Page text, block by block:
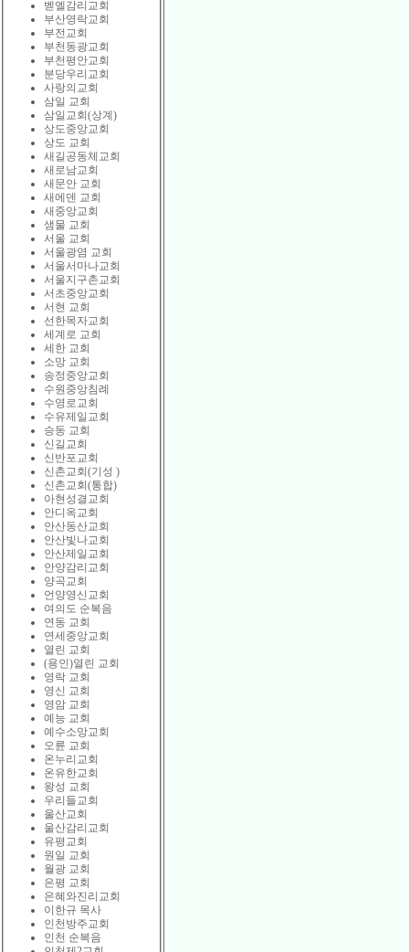
벧엘감리교회
부산영락교회
부전교회
부천동광교회
부천평안교회
분당우리교회
사랑의교회
삼일 교회
삼일교회(상계)
상도중앙교회
상도 교회
새길공동체교회
새로남교회
새문안 교회
새에덴 교회
새중앙교회
샘물 교회
서울 교회
서울광염 교회
서울서마나교회
서울지구촌교회
서초중앙교회
서현 교회
선한목자교회
세계로 교회
세한 교회
소망 교회
송정중앙교회
수원중앙침례
수영로교회
수유제일교회
승동 교회
신길교회
신반포교회
신촌교회(기성 )
신촌교회(통합)
아현성결교회
안디옥교회
안산동산교회
안산빛나교회
안산제일교회
안양감리교회
양곡교회
언양영신교회
여의도 순복음
연동 교회
연세중앙교회
열린 교회
(용인)열린 교회
영락 교회
영신 교회
영암 교회
예능 교회
예수소망교회
오륜 교회
온누리교회
온유한교회
왕성 교회
우리들교회
울산교회
울산감리교회
유평교회
원일 교회
월광 교회
은평 교회
은혜와진리교회
이한규 목사
인천방주교회
인천 순복음